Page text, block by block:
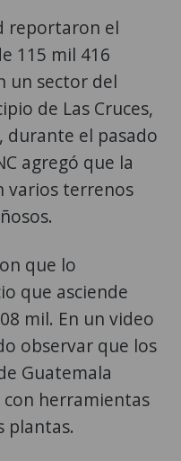
reportaron el
115 mil 416
un sector del
de Las Cruces,
el pasado
agregó que la
varios terrenos
que lo
que asciende
mil. En un video
observar que los
Guatemala
herramientas
plantas.